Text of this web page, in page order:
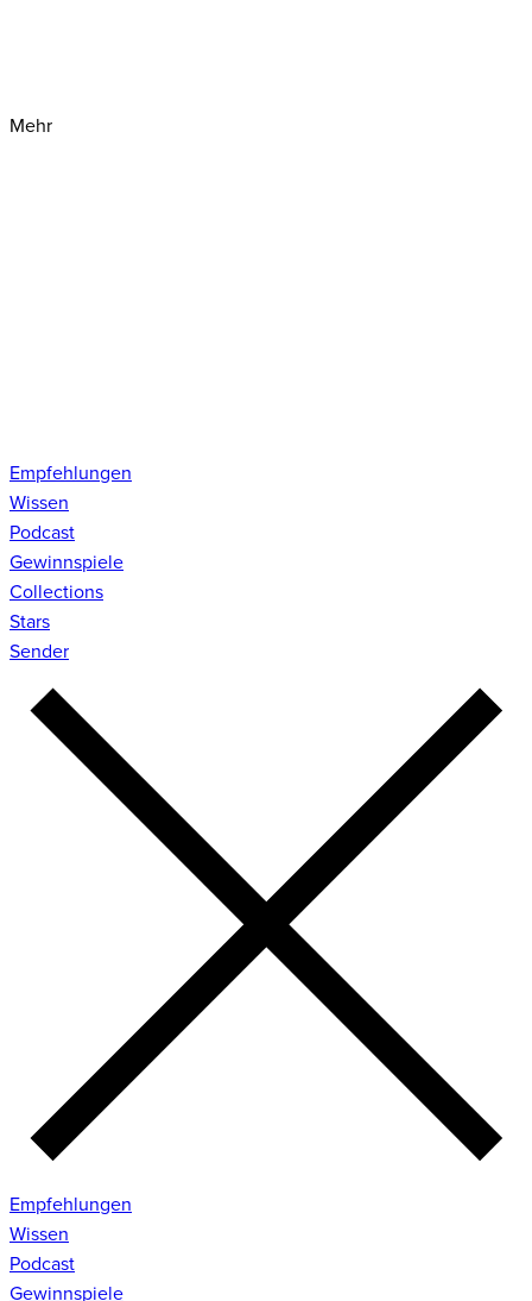
Mehr
Empfehlungen
Wissen
Podcast
Gewinnspiele
Collections
Stars
Sender
Empfehlungen
Wissen
Podcast
Gewinnspiele